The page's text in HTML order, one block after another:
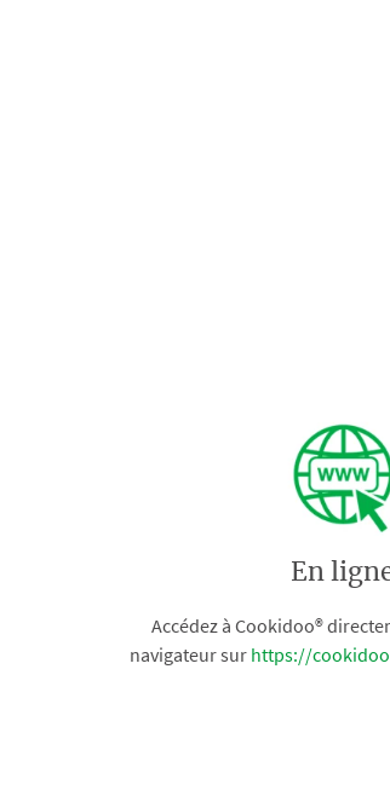
En
Accédez à Cookidoo®
navigateur sur https://